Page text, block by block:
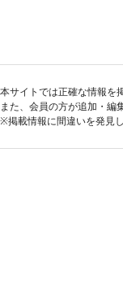
本サイトでは正確な情報を
また、会員の方が追加・編
※掲載情報に間違いを発見し